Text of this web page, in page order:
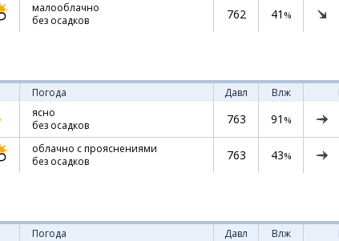
малооблачно
без осадков
762 41 %
Погода Давл Влж
ясно
без осадков
763 91 %
облачно с прояснениями
без осадков
763 43%
Погода Давл Влж